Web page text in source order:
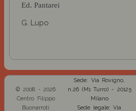
Ed. Pantarei
G. Lupo
© 2008 - 2026
Centro Filippo
Buonarroti
Sede: Via Rovigno,
n.26 (M1 Turro) - 20125
Milano
Sede legale: Via